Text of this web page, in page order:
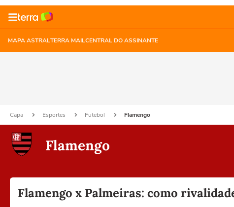
MAPA ASTRALTERRA MAILCENTRAL DO ASSINANTE
Capa Esportes Futebol Flamengo
Flamengo
Flamengo x Palmeiras: como